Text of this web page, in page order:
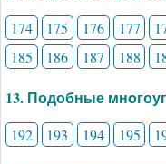
174 175 176 177
185
186 187 188
13. Подобные
192 193 194 195